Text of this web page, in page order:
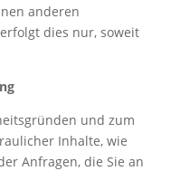
anderen
dies nur, soweit
und zum
Inhalte, wie
Anfragen, die Sie an